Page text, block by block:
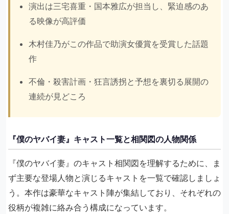
演出は三宅喜重・国本雅広が担当し、緊迫感のあ
る映像が高評価
木村佳乃がこの作品で助演女優賞を受賞した話題
作
不倫・殺害計画・狂言誘拐と予想を裏切る展開の
連続が見どころ
『僕のヤバイ妻』キャスト一覧と相関図の人物関係
『僕のヤバイ妻』のキャスト相関図を理解するために、ま
ず主要な登場人物と演じるキャストを一覧で確認しましょ
う。本作は豪華なキャスト陣が集結しており、それぞれの
役柄が複雑に絡み合う構成になっています。